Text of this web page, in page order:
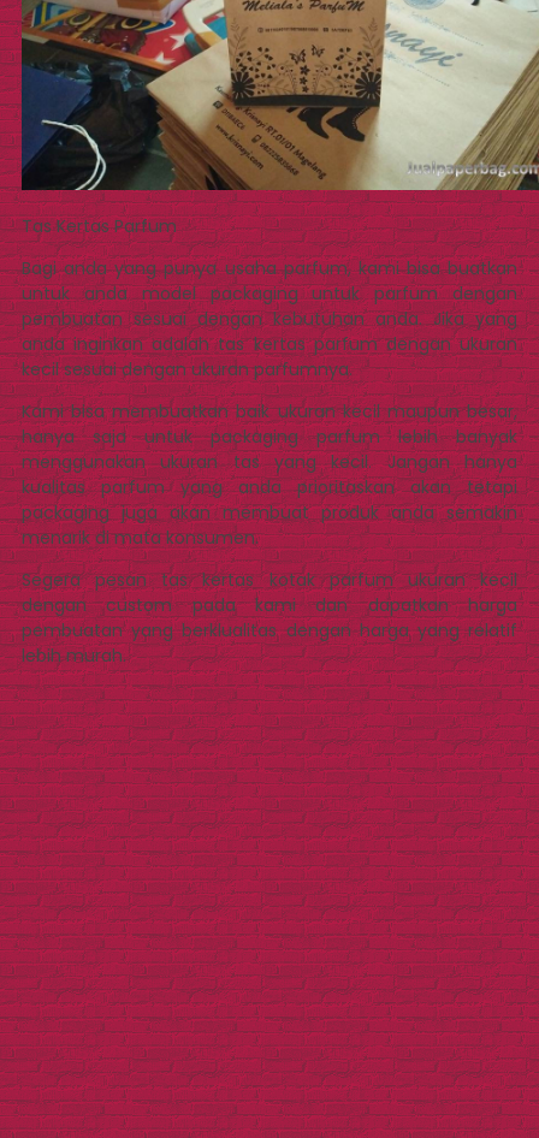
Tas Kertas Parfum
Bagi anda yang punya usaha parfum, kami bisa buatkan
untuk anda model packaging untuk parfum dengan
pembuatan sesuai dengan kebutuhan anda. Jika yang
anda inginkan adalah tas kertas parfum dengan ukuran
kecil sesuai dengan ukuran parfumnya.
Kami bisa membuatkan baik ukuran kecil maupun besar,
hanya saja untuk packaging parfum lebih banyak
menggunakan ukuran tas yang kecil. Jangan hanya
kualitas parfum yang anda prioritaskan akan tetapi
packaging juga akan membuat produk anda semakin
menarik di mata konsumen.
Segera pesan tas kertas kotak parfum ukuran kecil
dengan custom pada kami dan dapatkan harga
pembuatan yang berklualitas dengan harga yang relatif
lebih murah.